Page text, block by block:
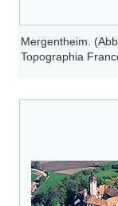
Mergentheim.
Topographia